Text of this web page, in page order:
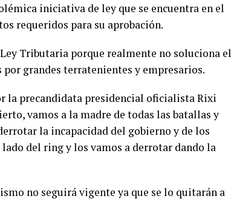
iniciativa de ley que se encuentra en el
requeridos para su aprobación.
Tributaria porque realmente no soluciona el
grandes terratenientes y empresarios.
la precandidata presidencial oficialista Rixi
vamos a la madre de todas las batallas y
la incapacidad del gobierno y de los
del ring y los vamos a derrotar dando la
no seguirá vigente ya que se lo quitarán a